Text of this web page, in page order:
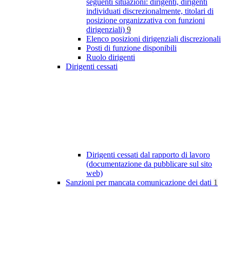
seguenti situazioni: dirigenti, dirigenti
individuati discrezionalmente, titolari di
posizione organizzativa con funzioni
dirigenziali) 9
Elenco posizioni dirigenziali discrezionali
Posti di funzione disponibili
Ruolo dirigenti
Dirigenti cessati
Dirigenti cessati dal rapporto di lavoro
(documentazione da pubblicare sul sito
web)
Sanzioni per mancata comunicazione dei dati 1